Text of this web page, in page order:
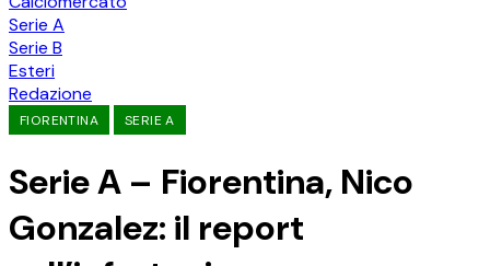
Serie A
Serie B
Esteri
Redazione
FIORENTINA SERIE A
Serie A – Fiorentina, Nico
Gonzalez: il report